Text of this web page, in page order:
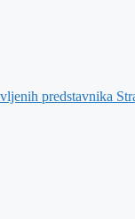
predstavnika